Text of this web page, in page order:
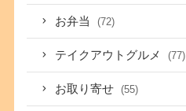
お弁当 (72)
テイクアウトグルメ (77)
お取り寄せ (55)